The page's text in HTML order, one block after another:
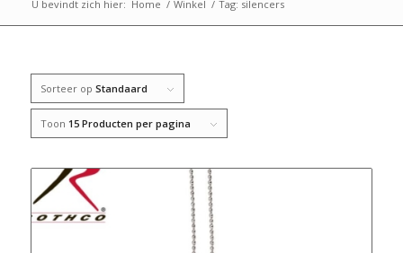
U bevindt zich hier: Home / Winkel / Tag: silencers
Sorteer op Standaard
Toon 15 Producten per pagina